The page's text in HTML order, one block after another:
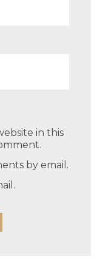
in this
by email.